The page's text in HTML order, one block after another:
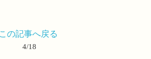
この記事へ戻る
4/18